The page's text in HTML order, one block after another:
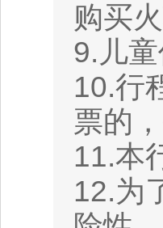
购买
9.儿
10.行
票的
11.本
12.为